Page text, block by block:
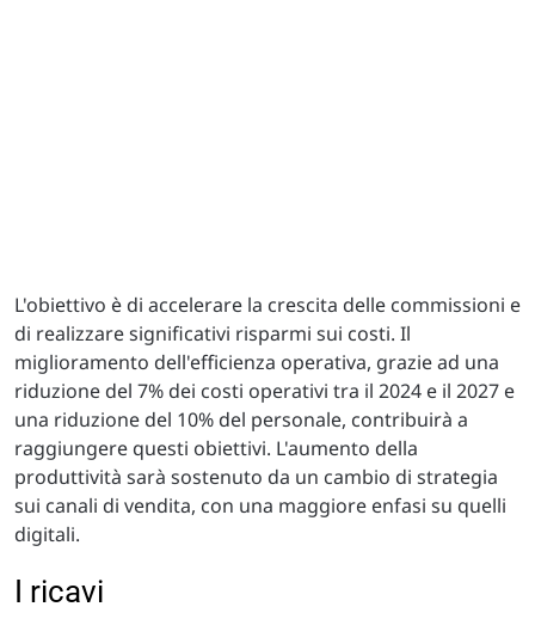
L'obiettivo è di accelerare la crescita delle commissioni e
di realizzare significativi risparmi sui costi. Il
miglioramento dell'efficienza operativa, grazie ad una
riduzione del 7% dei costi operativi tra il 2024 e il 2027 e
una riduzione del 10% del personale, contribuirà a
raggiungere questi obiettivi. L'aumento della
produttività sarà sostenuto da un cambio di strategia
sui canali di vendita, con una maggiore enfasi su quelli
digitali.
I ricavi